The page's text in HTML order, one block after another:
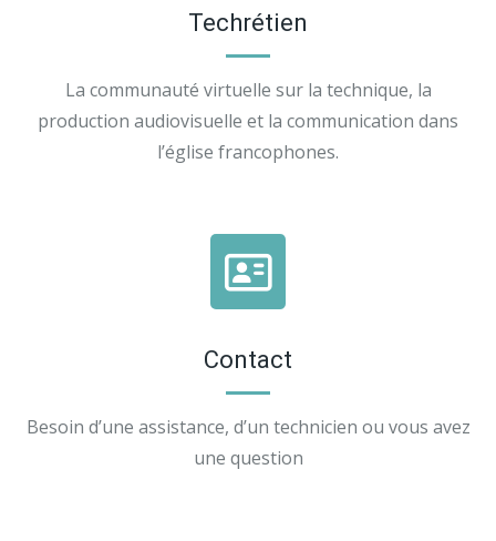
Techrétien
La communauté virtuelle sur la technique, la
production audiovisuelle et la communication dans
l’église francophones.
Contact
Besoin d’une assistance, d’un technicien ou vous avez
une question